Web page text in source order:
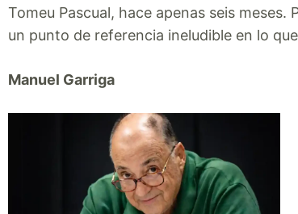
Tomeu Pascual, hace apenas seis
un punto de referencia ineludible en lo
Manuel Garriga